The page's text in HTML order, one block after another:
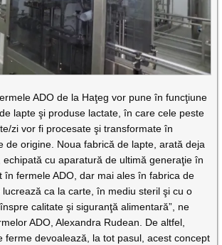
ADO de la Haţeg vor pune în funcţiune
lapte şi produse lactate, în care cele peste
zi vor fi procesate şi transformate în
de origine. Noua fabrică de lapte, arată deja
echipată cu aparatură de ultimă generaţie în
în fermele ADO, dar mai ales în fabrica de
ca la carte, în mediu steril şi cu o
calitate şi siguranţă alimentară”, ne
ADO, Alexandra Rudean. De altfel,
ferme devoalează, la tot pasul, acest concept